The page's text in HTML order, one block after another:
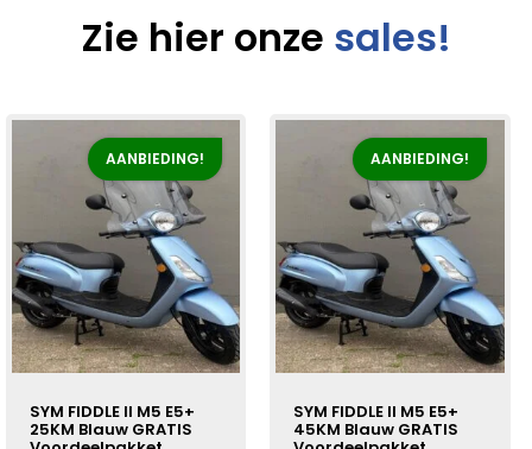
Zie hier onze sales!
AANBIEDING!
SYM FIDDLE II M5 E5+
25KM Blauw GRATIS
AANBIEDING!
SYM FIDDLE II M5 E5+
45KM Blauw GRATIS